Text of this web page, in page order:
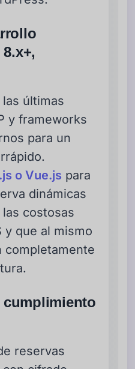
últimas
y frameworks
para un
o Vue.js para
dinámicas
costosas
y que al mismo
completamente
cumplimiento
reservas